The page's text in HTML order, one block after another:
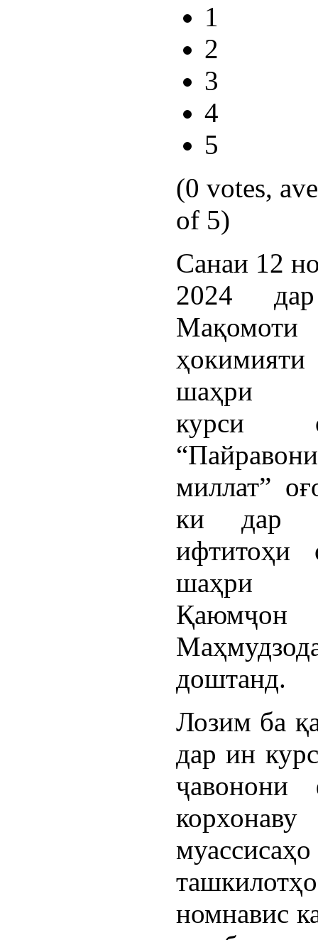
1
2
3
4
5
(0 votes,
of 5)
Санаи 12
2024
шаҳри
курси
миллат”
ки дар
ифтитоҳи
шаҳри
Қаюмҷон
доштанд.
Лозим ба
дар ин
ҷавонони
корхонаву
ташкилотҳо
номнавис